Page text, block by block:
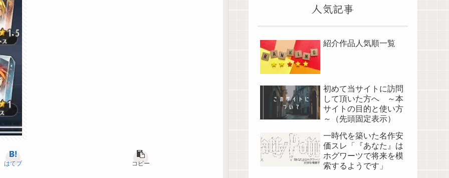
はてブ コピー
人気記事
紹介作品人気順一覧
初めて当サイトに訪問
して頂いた方へ ～本
サイトの目的と使い方
～（先頭固定表示）
一時代を築いた名作安
価スレ「『あなた』は
ホグワーツで将来を模
索するようです」